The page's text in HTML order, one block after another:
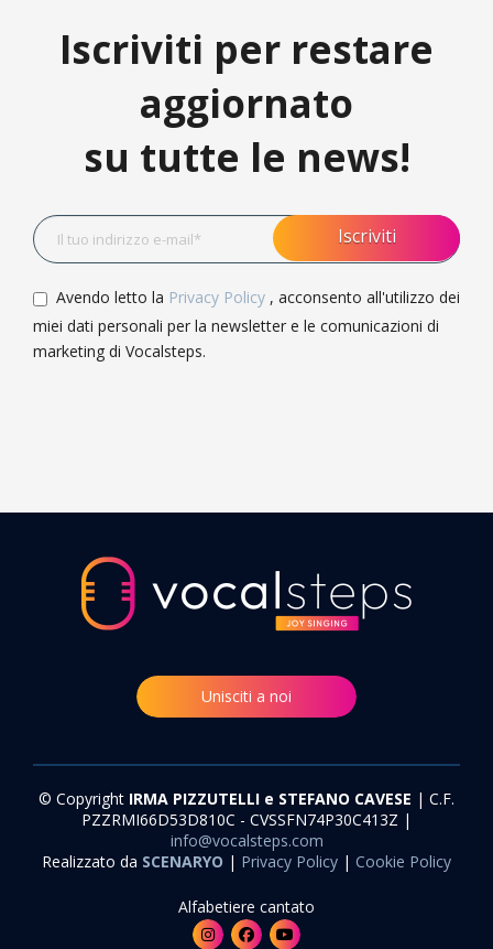
Iscriviti per restare
aggiornato
su tutte le news!
Avendo letto la Privacy Policy , acconsento all'utilizzo dei
miei dati personali per la newsletter e le comunicazioni di
marketing di Vocalsteps.
Unisciti a noi
© Copyright IRMA PIZZUTELLI e STEFANO CAVESE | C.F.
PZZRMI66D53D810C - CVSSFN74P30C413Z |
info@vocalsteps.com
Realizzato da SCENARYO | Privacy Policy | Cookie Policy
Alfabetiere cantato